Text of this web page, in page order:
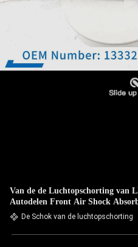
Van de de Luchtopschorting van
Autodelen Front Air Shock
De Schok van de luchtopschorting